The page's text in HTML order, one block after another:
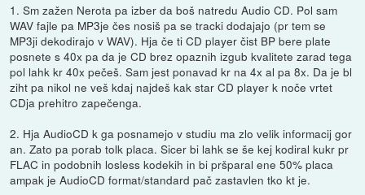
1. Sm zažen Nerota pa izber da boš natredu Audio CD. Pol sam
WAV fajle pa MP3je čes nosiš pa se tracki dodajajo (pr tem se
MP3ji dekodirajo v WAV). Hja če ti CD player čist BP bere plate
posnete s 40x pa da je CD brez opaznih izgub kvalitete zarad tega
pol lahk kr 40x pečeš. Sam jest ponavad kr na 4x al pa 8x. Da je bl
ziht pa nikol ne veš kdaj najdeš kak star CD player k noče vrtet
CDja prehitro zapečenga.
2. Hja AudioCD k ga posnamejo v studiu ma zlo velik informacij gor
an. Zato pa porab tolk placa. Sicer bi lahk se še kej kodiral kukr pr
FLAC in podobnih losless kodekih in bi pršparal ene 50% placa
ampak je AudioCD format/standard pač zastavlen tko kt je.